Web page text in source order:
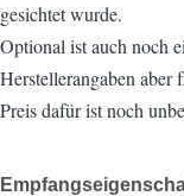
gesichtet wurde.
Optional ist auch noch
Herstellerangaben
Preis dafür ist noch